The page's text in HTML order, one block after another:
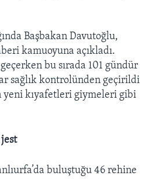
Başbakan Davutoğlu,
kamuoyuna açıkladı.
bu sırada 101 gündür
sağlık kontrolünden geçirildi
yeni kıyafetleri giymeleri gibi
buluştuğu 46 rehine